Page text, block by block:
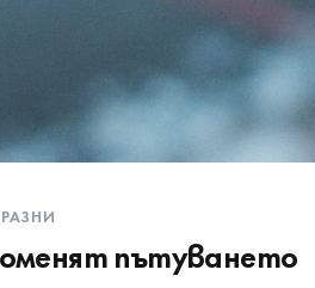
РАЗНИ
пътуването